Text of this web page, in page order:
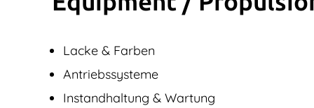
Lacke & Farben
Antriebssysteme
Instandhaltung & Wartung